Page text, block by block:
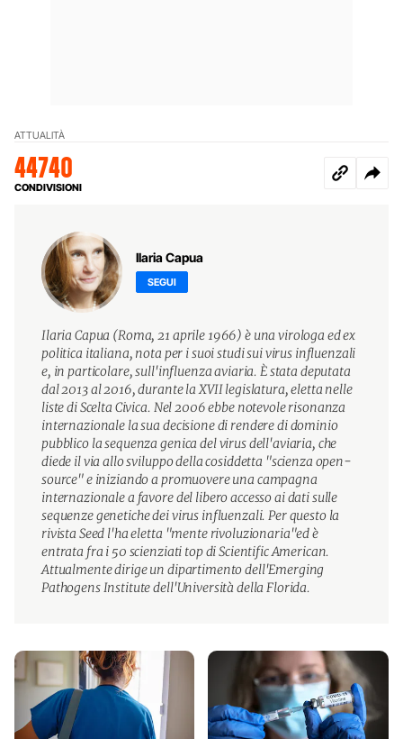
ATTUALITÀ
44740
CONDIVISIONI
Ilaria Capua
SEGUI
Ilaria Capua (Roma, 21 aprile 1966) è una virologa ed ex
politica italiana, nota per i suoi studi sui virus influenzali
e, in particolare, sull'influenza aviaria. È stata deputata
dal 2013 al 2016, durante la XVII legislatura, eletta nelle
liste di Scelta Civica. Nel 2006 ebbe notevole risonanza
internazionale la sua decisione di rendere di dominio
pubblico la sequenza genica del virus dell'aviaria, che
diede il via allo sviluppo della cosiddetta "scienza open-
source" e iniziando a promuovere una campagna
internazionale a favore del libero accesso ai dati sulle
sequenze genetiche dei virus influenzali. Per questo la
rivista Seed l'ha eletta "mente rivoluzionaria"ed è
entrata fra i 50 scienziati top di Scientific American.
Attualmente dirige un dipartimento dell'Emerging
Pathogens Institute dell'Università della Florida.